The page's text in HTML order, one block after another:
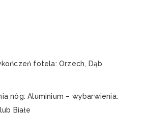
fotela: Orzech, Dąb
nóg: Aluminium – wybarwienia:
Białe